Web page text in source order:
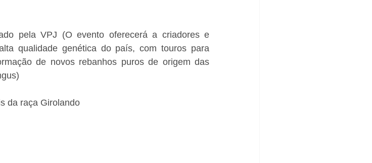
pela VPJ (O evento oferecerá a criadores e
qualidade genética do país, com touros para
de novos rebanhos puros de origem das
da raça Girolando